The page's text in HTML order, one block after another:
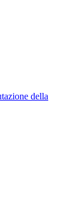
della